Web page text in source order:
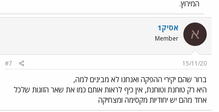
המירוץ.
א אסיק1
Member
15/11/20
#7
ברור שהם יקירי ההפקה ואנחנו לא מבינים למה,
היא רק טוחנת וטוחנת, אין כיף לראות אותם כמו את שאר הזוגות שלכל
אחד מהם יש יחודיות מקסימה ומצחיקה